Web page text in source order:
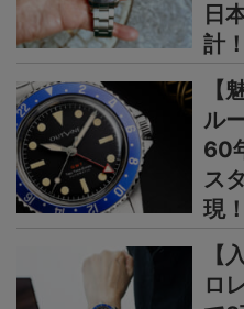
日
計
【
ル
60
ス
現
【
ロ